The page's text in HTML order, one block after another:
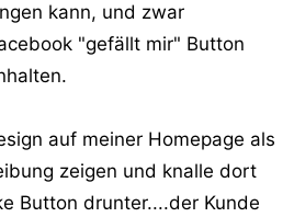
kann, und zwar
"gefällt mir" Button
auf meiner Homepage als
zeigen und knalle dort
Button drunter....der Kunde